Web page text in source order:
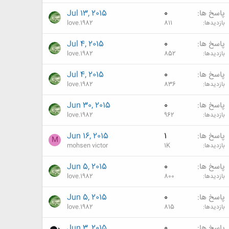
پاسخ ها 0
بازدیدها 811
Jul 13, 2015
love.1982
پاسخ ها 0
بازدیدها 852
Jul 4, 2015
love.1982
پاسخ ها 0
بازدیدها 836
Jul 4, 2015
love.1982
پاسخ ها 0
بازدیدها 962
Jun 30, 2015
love.1982
پاسخ ها 1
بازدیدها 1K
Jun 16, 2015
mohsen victor
M
پاسخ ها 0
بازدیدها 800
Jun 5, 2015
love.1982
پاسخ ها 0
بازدیدها 815
Jun 5, 2015
love.1982